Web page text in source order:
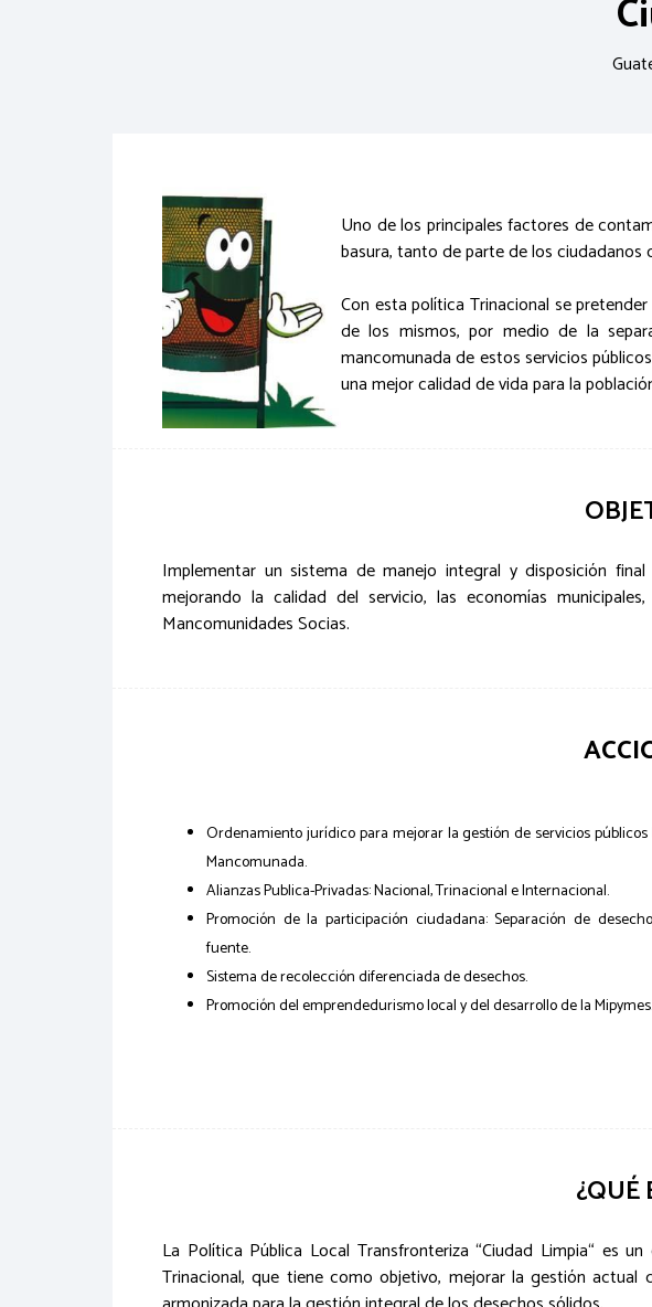
Uno de los principales factores de
basura, tanto de parte de los
Con esta política Trinacional se
de los mismos, por medio de la
mancomunada de estos servicios
una mejor calidad de vida para la
Implementar un sistema de manejo integral y disposición
mejorando la calidad del servicio, las economías
Mancomunidades Socias.
Ordenamiento jurídico para mejorar la gestión de servicios
Mancomunada.
Alianzas Publica-Privadas: Nacional, Trinacional e Internacional.
Promoción de la participación ciudadana: Separación de
fuente.
Sistema de recolección diferenciada de desechos.
Promoción del emprendedurismo local y del desarrollo de la Mipymes.
¿QUÉ
La Política Pública Local Transfronteriza “Ciudad Limpia“ es
Trinacional, que tiene como objetivo, mejorar la gestión